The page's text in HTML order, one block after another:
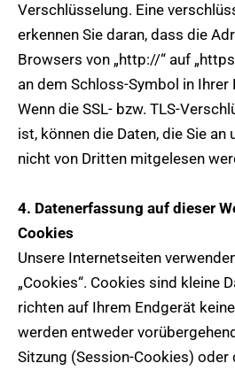
Verschlüsselung. Eine
erkennen Sie daran, dass die
Browsers von „http://“ auf
an dem Schloss-Symbol in Ihrer
Wenn die SSL- bzw. TLS-
ist, können die Daten, die Sie an
nicht von Dritten mitgelesen
4. Datenerfassung auf dieser
Cookies
Unsere Internetseiten
„Cookies“. Cookies sind kleine
richten auf Ihrem Endgerät
werden entweder
Sitzung (Session-Cookies) oder